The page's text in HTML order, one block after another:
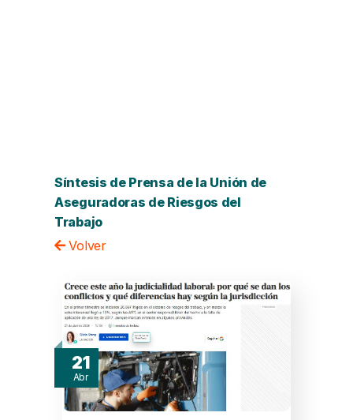
Síntesis de Prensa de la Unión de
Aseguradoras de Riesgos del
Trabajo
Volver
21
Abr